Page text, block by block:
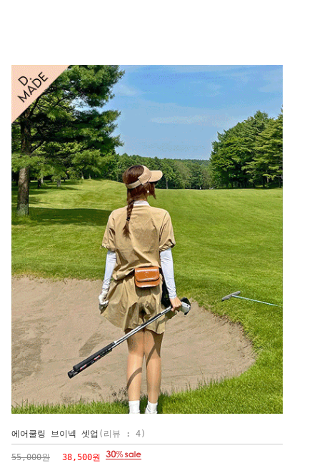
에어쿨링 브이넥 셋업 (리뷰 : 4)
55,000원 38,500원